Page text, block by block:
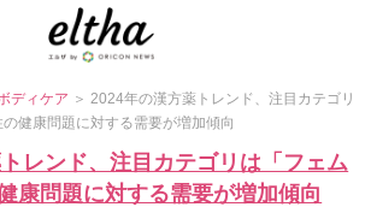
ディケア ＞ 2024年の漢方薬トレンド、注目カテゴリ
健康問題に対する需要が増加傾向
レンド、注目カテゴリは「フェム
問題に対する需要が増加傾向